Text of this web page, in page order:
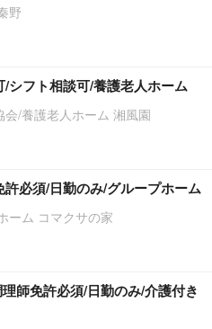
野
/シフト相談可/養護老人ホーム
/養護老人ホーム 湘風園
許必須/日勤のみ/グループホーム
ーム コマクサの家
師免許必須/日勤のみ/介護付き